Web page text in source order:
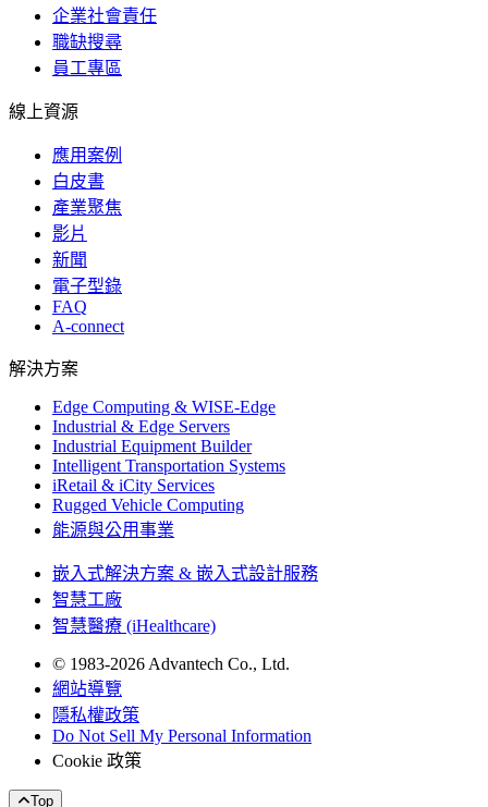
企業社會責任
職缺搜尋
員工專區
線上資源
應用案例
白皮書
產業聚焦
影片
新聞
電子型錄
FAQ
A-connect
解決方案
Edge Computing & WISE-Edge
Industrial & Edge Servers
Industrial Equipment Builder
Intelligent Transportation Systems
iRetail & iCity Services
Rugged Vehicle Computing
能源與公用事業
嵌入式解決方案 & 嵌入式設計服務
智慧工廠
智慧醫療 (iHealthcare)
© 1983-2026 Advantech Co., Ltd.
網站導覽
隱私權政策
Do Not Sell My Personal Information
Cookie 政策
Top